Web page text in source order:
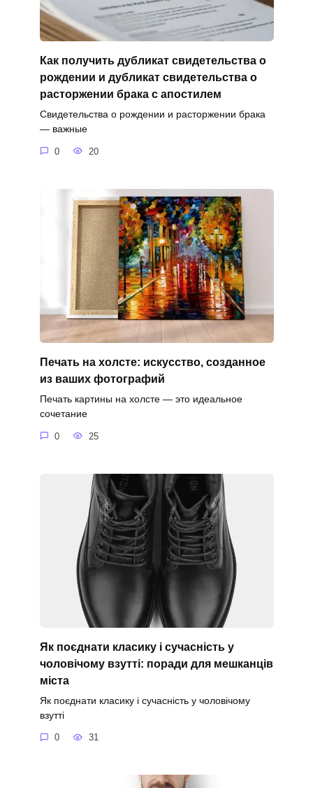
Как получить дубликат свидетельства о
рождении и дубликат свидетельства о
расторжении брака с апостилем
Свидетельства о рождении и расторжении брака
— важные
0 20
Печать на холсте: искусство, созданное
из ваших фотографий
Печать картины на холсте — это идеальное
сочетание
0 25
Як поєднати класику і сучасність у
чоловічому взутті: поради для мешканців
міста
Як поєднати класику і сучасність у чоловічому
взутті
0 31